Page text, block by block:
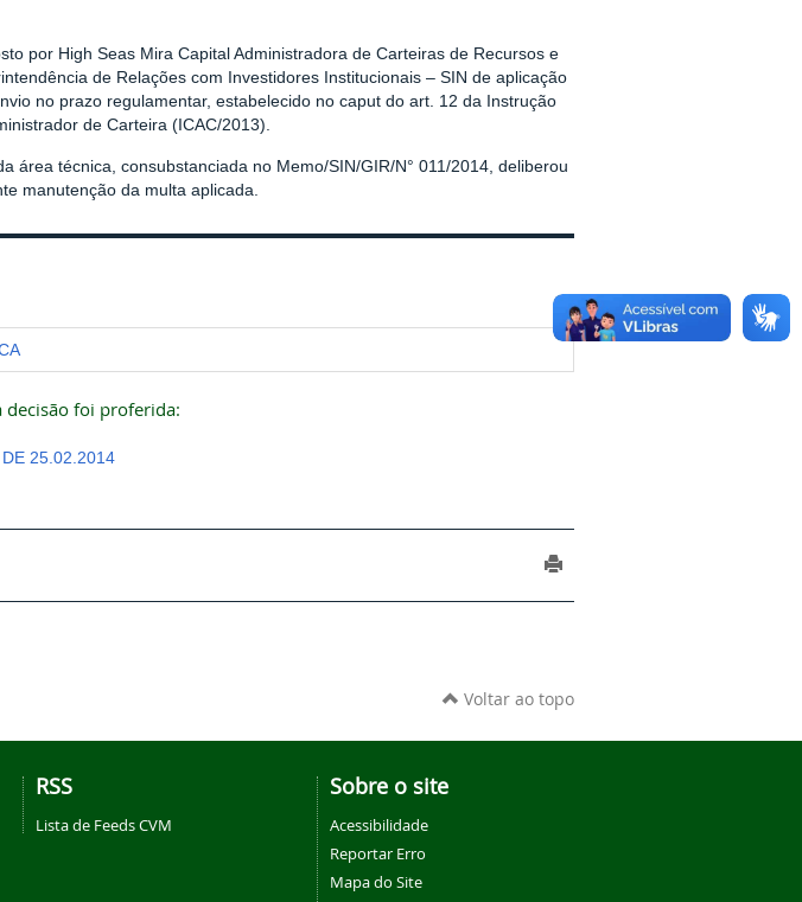
por High Seas Mira Capital Administradora de Carteiras de Recursos e
de Relações com Investidores Institucionais – SIN de aplicação
no prazo regulamentar, estabelecido no caput do art. 12 da Instrução
de Carteira (ICAC/2013).
área técnica, consubstanciada no Memo/SIN/GIR/N° 011/2014, deliberou
manutenção da multa aplicada.
decisão foi proferida:
DE 25.02.2014
Voltar ao topo
RSS
Lista de Feeds CVM
Sobre o site
Acessibilidade
Reportar Erro
Mapa do Site